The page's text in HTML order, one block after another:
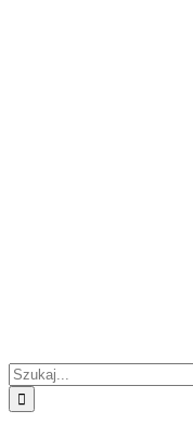
Szukaj